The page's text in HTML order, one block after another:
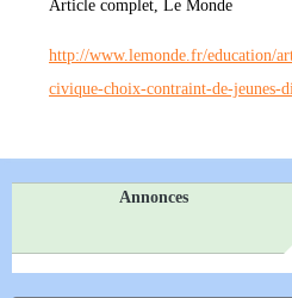
Article complet, Le Monde
http://www.lemonde.fr/education/
civique-choix-contraint-de-jeunes-
Annonces